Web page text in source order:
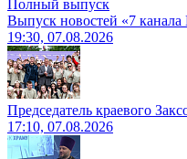
Полный выпуск
Выпуск новостей «7 канала
19:30, 07.08.2026
Председатель краевого
17:10, 07.08.2026